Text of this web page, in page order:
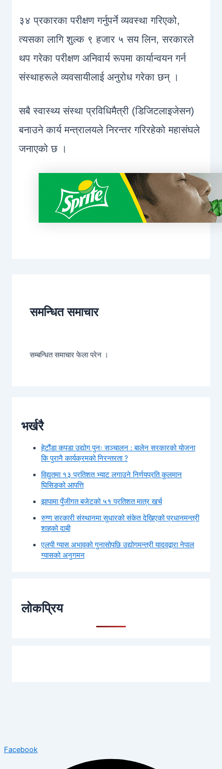
३४ प्रकारका परीक्षण गर्नुपर्ने व्यवस्था गरिएको,
त्यसका लागि शुल्क ९ हजार ५ सय लिन, सरकारले
थप गरेका परीक्षण अनिवार्य रूपमा कार्यान्वयन गर्न
संस्थाहरूले व्यवसायीलाई अनुरोध गरेका छन् ।
सबै स्वास्थ्य संस्था प्रविधिमैत्री (डिजिटलाइजेसन)
बनाउने कार्य मन्त्रालयले निरन्तर गरिरहेको महासंघले
जनाएको छ ।
समन्धित समाचार
सम्बन्धित समाचार फेला परेन ।
भर्खरै
हेटौंडा कपडा उद्योग पुनः सञ्चालन : बालेन सरकारको योजना
कि पुरानै कार्यक्रमको निरन्तरता ?
विद्युतमा १३ प्रतिशत भ्याट लगाउने निर्णयप्रति कुलमान
घिसिङको आपत्ति
झापामा पुँजीगत बजेटको ५१ प्रतिशत मात्र खर्च
रुग्ण सरकारी संस्थानमा सुधारको संकेत देखिएको प्रधानमन्त्री
शाहको दाबी
एलपी ग्यास अभावको गुनासोपछि उद्योगमन्त्री यादवद्वारा नेपाल
ग्यासको अनुगमन
लोकप्रिय
Facebook